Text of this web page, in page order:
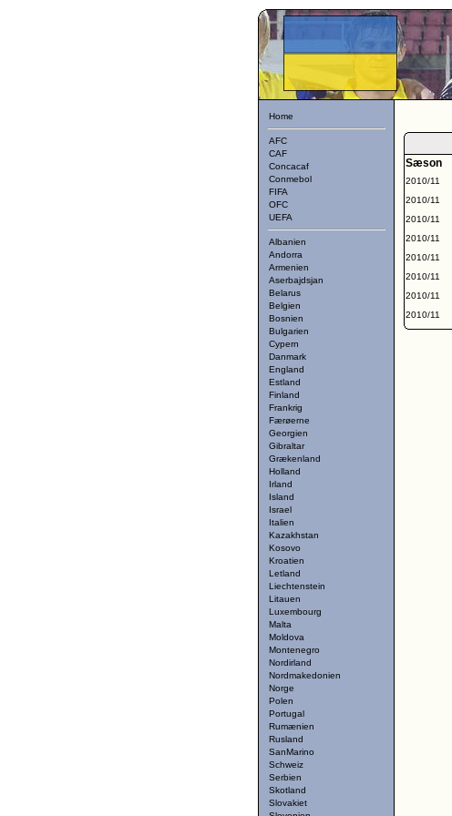
Home
AFC
CAF
Concacaf
Conmebol
FIFA
OFC
UEFA
Albanien
Andorra
Armenien
Aserbajdsjan
Belarus
Belgien
Bosnien
Bulgarien
Cypern
Danmark
England
Estland
Finland
Frankrig
Færøerne
Georgien
Gibraltar
Grækenland
Holland
Irland
Island
Israel
Italien
Kazakhstan
Kosovo
Kroatien
Letland
Liechtenstein
Litauen
Luxembourg
Malta
Moldova
Montenegro
Nordirland
Nordmakedonien
Norge
Polen
Portugal
Rumænien
Rusland
SanMarino
Schweiz
Serbien
Skotland
Slovakiet
Sæson
2010/11
2010/11
2010/11
2010/11
2010/11
2010/11
2010/11
2010/11